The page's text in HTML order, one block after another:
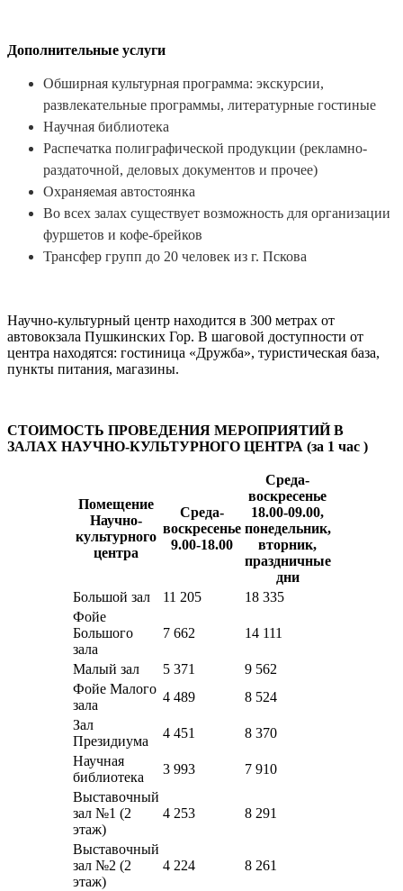
Дополнительные услуги
Обширная культурная программа: экскурсии,
развлекательные программы, литературные гостиные
Научная библиотека
Распечатка полиграфической продукции (рекламно-
раздаточной, деловых документов и прочее)
Охраняемая автостоянка
Во всех залах существует возможность для организации
фуршетов и кофе-брейков
Трансфер групп до 20 человек из г. Пскова
Научно-культурный центр находится в 300 метрах от
автовокзала Пушкинских Гор. В шаговой доступности от
центра находятся: гостиница «Дружба», туристическая база,
пункты питания, магазины.
СТОИМОСТЬ ПРОВЕДЕНИЯ МЕРОПРИЯТИЙ В
ЗАЛАХ НАУЧНО-КУЛЬТУРНОГО ЦЕНТРА (за 1 час )
Помещение
Научно-
культурного
центра
Среда-
воскресенье
9.00-18.00
Среда-
воскресенье
18.00-09.00,
понедельник,
вторник,
праздничные
дни
Большой зал
11 205
18 335
Фойе
Большого
зала
7 662 14 111
Малый зал 5 371
9 562
Фойе Малого
зала
4 489
8 524
Зал
Президиума
4 451
8 370
Научная
библиотека
3 993
7 910
Выставочный
зал №1 (2
этаж)
4 253 8 291
Выставочный
зал №2 (2
этаж)
4 224 8 261